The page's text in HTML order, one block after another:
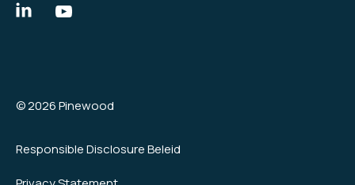
© 2026 Pinewood
Responsible Disclosure Beleid